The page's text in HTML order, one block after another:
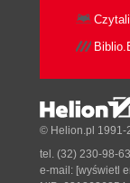
© Helion.pl 1991-
tel. (32) 230-98-63
e-mail: [wyświetl